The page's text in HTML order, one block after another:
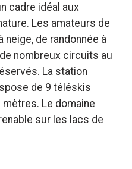
cadre idéal aux
Les amateurs de
de randonnée à
nombreux circuits au
La station
de 9 téléskis
Le domaine
sur les lacs de